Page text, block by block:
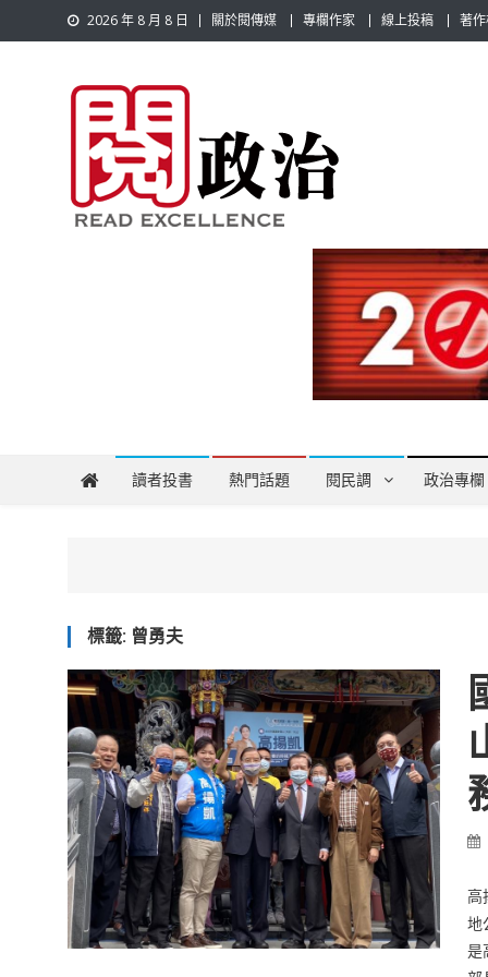
to
2026 年 8 月 8 日 關於閱傳媒 專欄作家 線上投稿 著
閱政治 Read Gov News
讀者投書 熱門話題 閱民調 政治專欄
標籤: 曾勇夫
高
地
是